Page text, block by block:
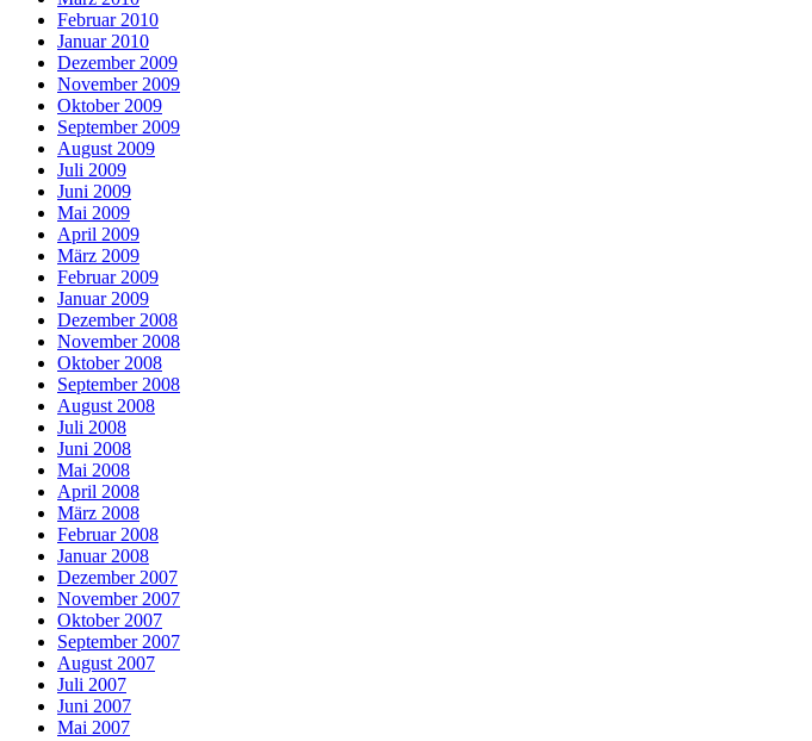
Februar 2010
Januar 2010
Dezember 2009
November 2009
Oktober 2009
September 2009
August 2009
Juli 2009
Juni 2009
Mai 2009
April 2009
März 2009
Februar 2009
Januar 2009
Dezember 2008
November 2008
Oktober 2008
September 2008
August 2008
Juli 2008
Juni 2008
Mai 2008
April 2008
März 2008
Februar 2008
Januar 2008
Dezember 2007
November 2007
Oktober 2007
September 2007
August 2007
Juli 2007
Juni 2007
Mai 2007